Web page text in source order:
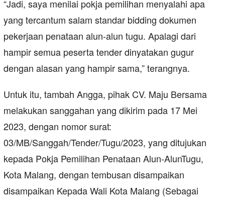
“Jadi, saya menilai pokja pemilihan menyalahi apa
yang tercantum salam standar bidding dokumen
pekerjaan penataan alun-alun tugu. Apalagi dari
hampir semua peserta tender dinyatakan gugur
dengan alasan yang hampir sama,” terangnya.
Untuk itu, tambah Angga, pihak CV. Maju Bersama
melakukan sanggahan yang dikirim pada 17 Mei
2023, dengan nomor surat:
03/MB/Sanggah/Tender/Tugu/2023, yang ditujukan
kepada Pokja Pemilihan Penataan Alun-AlunTugu,
Kota Malang, dengan tembusan disampaikan
disampaikan Kepada Wali Kota Malang (Sebagai